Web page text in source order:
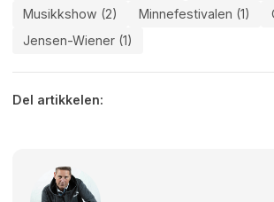
Musikkshow (2)
Minnefestivalen (1)
Jensen-Wiener (1)
Del artikkelen: